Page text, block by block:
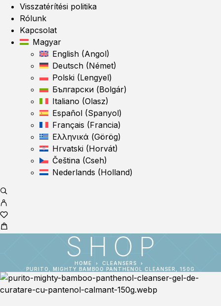
Visszatérítési politika
Rólunk
Kapcsolat
Magyar
English (Angol)
Deutsch (Német)
Polski (Lengyel)
Български (Bolgár)
Italiano (Olasz)
Español (Spanyol)
Français (Francia)
Ελληνικά (Görög)
Hrvatski (Horvát)
Čeština (Cseh)
Nederlands (Holland)
SHOP
HOME
CLEANSERS
PURITO, MIGHTY BAMBOO PANTHENOL CLEANSER, 150G